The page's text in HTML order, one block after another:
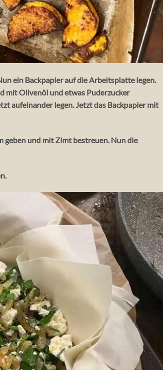
ein Backpapier auf die Arbeitsplatte legen.
mit Olivenöl und etwas Puderzucker
aufeinander legen. Jetzt das Backpapier mit
geben und mit Zimt bestreuen. Nun die